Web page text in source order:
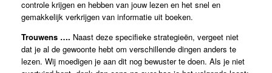
controle krijgen en hebben van jouw lezen en het snel en
gemakkelijk verkrijgen van informatie uit boeken.
Trouwens …. Naast deze specifieke strategieën, vergeet niet
dat je al de gewoonte hebt om verschillende dingen anders te
lezen. Wij moedigen je aan dit nog bewuster te doen. Als je niet